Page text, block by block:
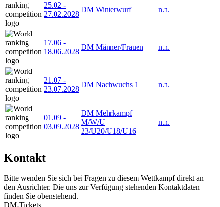
25.02 -
27.02.2028
DM Winterwurf n.n.
17.06 -
18.06.2028
DM Männer/Frauen n.n.
21.07 -
23.07.2028
DM Nachwuchs 1 n.n.
01.09 -
03.09.2028
DM Mehrkampf
M/W/U
23/U20/U18/U16
n.n.
Kontakt
Bitte wenden Sie sich bei Fragen zu diesem Wettkampf direkt an
den Ausrichter. Die uns zur Verfügung stehenden Kontaktdaten
finden Sie obenstehend.
DM-Tickets